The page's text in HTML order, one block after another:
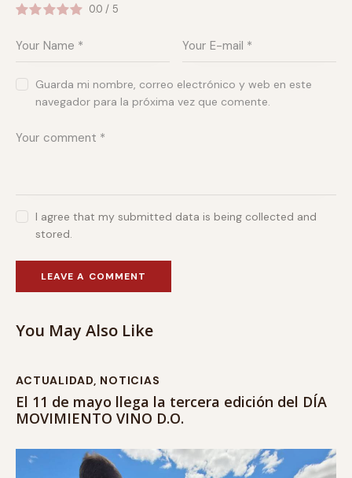
0.0 / 5
Guarda mi nombre, correo electrónico y web en este
navegador para la próxima vez que comente.
I agree that my submitted data is being collected and
stored.
You May Also Like
ACTUALIDAD, NOTICIAS
El 11 de mayo llega la tercera edición del DÍA
MOVIMIENTO VINO D.O.